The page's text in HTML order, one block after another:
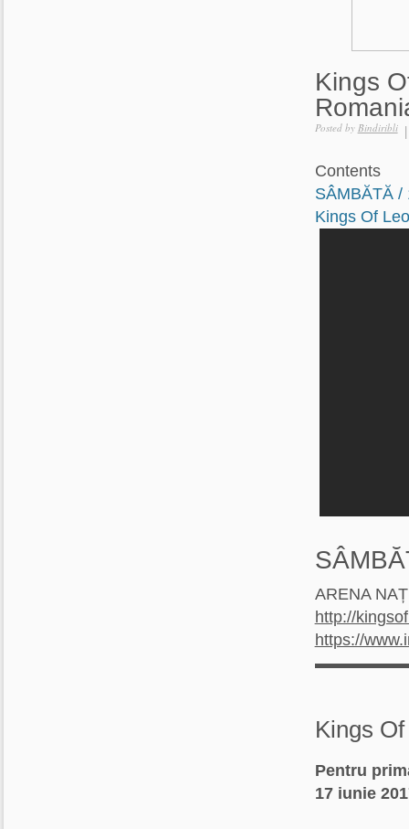
Kings
Posted by Bindiribli
Contents
SÂMBĂTĂ /
Kings Of
ARENA
http://
https://
Kings
Pentru
17 iunie